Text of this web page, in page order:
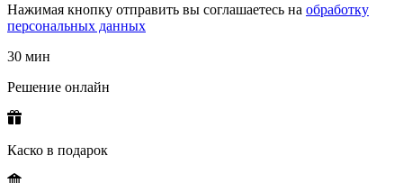
Нажимая кнопку отправить вы соглашаетесь на обработку
персональных данных
30 мин
Решение онлайн
Каско в подарок